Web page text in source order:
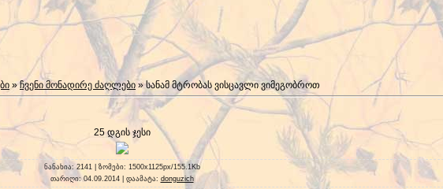
»ჩვენი მონადირე ძაღლები » სანამ მტრობას ვისცავლი ვიმეგობროთ
25 დგის ჯესი
ნანახია: 2141 | ზომები: 1500x1125px/155.1Kb
თარიღი: 04.09.2014 | დაამატა: donguzich